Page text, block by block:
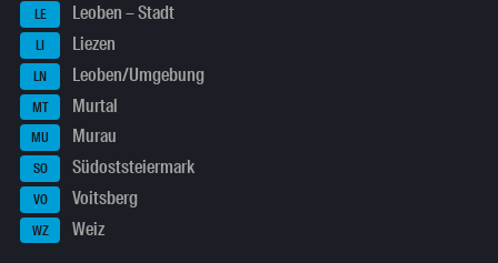
LE Leoben – Stadt
LI Liezen
LN Leoben/Umgebung
MT Murtal
MU Murau
SO Südoststeiermark
VO Voitsberg
WZ Weiz